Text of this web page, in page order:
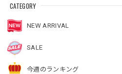
CATEGORY
NEW ARRIVAL
SALE
今週のランキング